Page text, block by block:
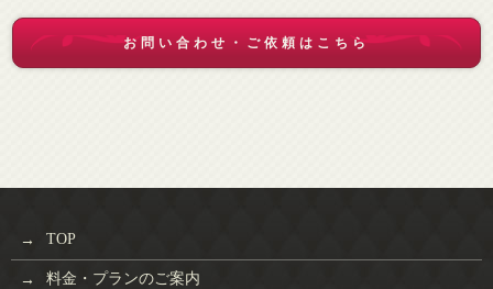
お問い合わせ・ご依頼はこちら
TOP
料金・プランのご案内